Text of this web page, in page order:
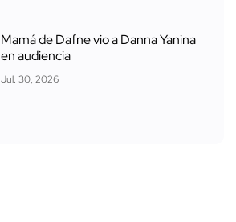
Mamá de Dafne vio a Danna Yanina
en audiencia
Jul. 30, 2026